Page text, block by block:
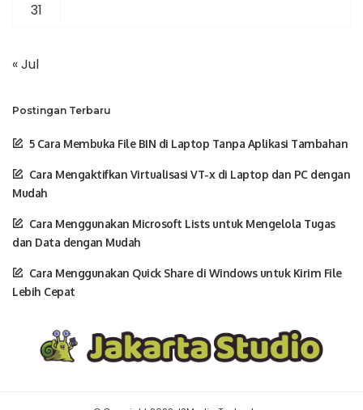
31
« Jul
Postingan Terbaru
5 Cara Membuka File BIN di Laptop Tanpa Aplikasi Tambahan
Cara Mengaktifkan Virtualisasi VT-x di Laptop dan PC dengan
Mudah
Cara Menggunakan Microsoft Lists untuk Mengelola Tugas
dan Data dengan Mudah
Cara Menggunakan Quick Share di Windows untuk Kirim File
Lebih Cepat